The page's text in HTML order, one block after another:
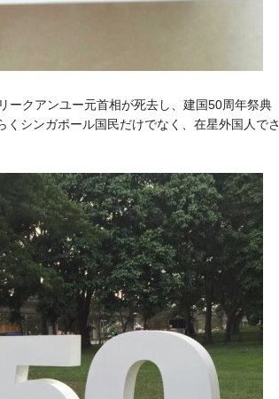
ークアンユー元首相が死去し、建国50周年祭典
シンガポール国民だけでなく、在星外国人でさ